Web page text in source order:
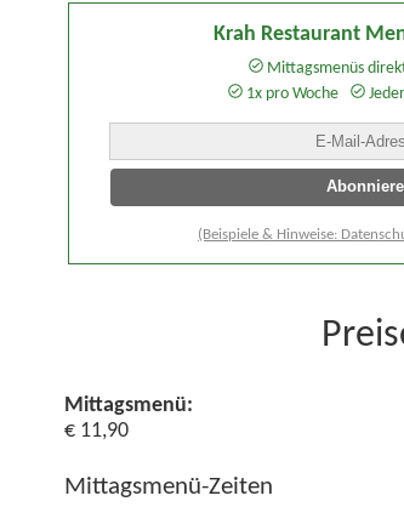
Krah Restaurant
Mittagsmenüs
1x pro Woche
(Beispiele & Hinweise:
Mittagsmenü:
€ 11,90
Mittagsmenü-Zeiten